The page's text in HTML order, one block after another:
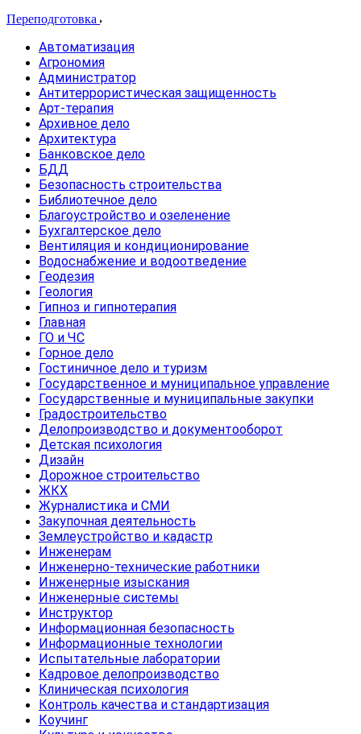
Переподготовка
Автоматизация
Агрономия
Администратор
Антитеррористическая защищенность
Арт-терапия
Архивное дело
Архитектура
Банковское дело
БДД
Безопасность строительства
Библиотечное дело
Благоустройство и озеленение
Бухгалтерское дело
Вентиляция и кондиционирование
Водоснабжение и водоотведение
Геодезия
Геология
Гипноз и гипнотерапия
Главная
ГО и ЧС
Горное дело
Гостиничное дело и туризм
Государственное и муниципальное управление
Государственные и муниципальные закупки
Градостроительство
Делопроизводство и документооборот
Детская психология
Дизайн
Дорожное строительство
ЖКХ
Журналистика и СМИ
Закупочная деятельность
Землеустройство и кадастр
Инженерам
Инженерно-технические работники
Инженерные изыскания
Инженерные системы
Инструктор
Информационная безопасность
Информационные технологии
Испытательные лаборатории
Кадровое делопроизводство
Клиническая психология
Контроль качества и стандартизация
Коучинг